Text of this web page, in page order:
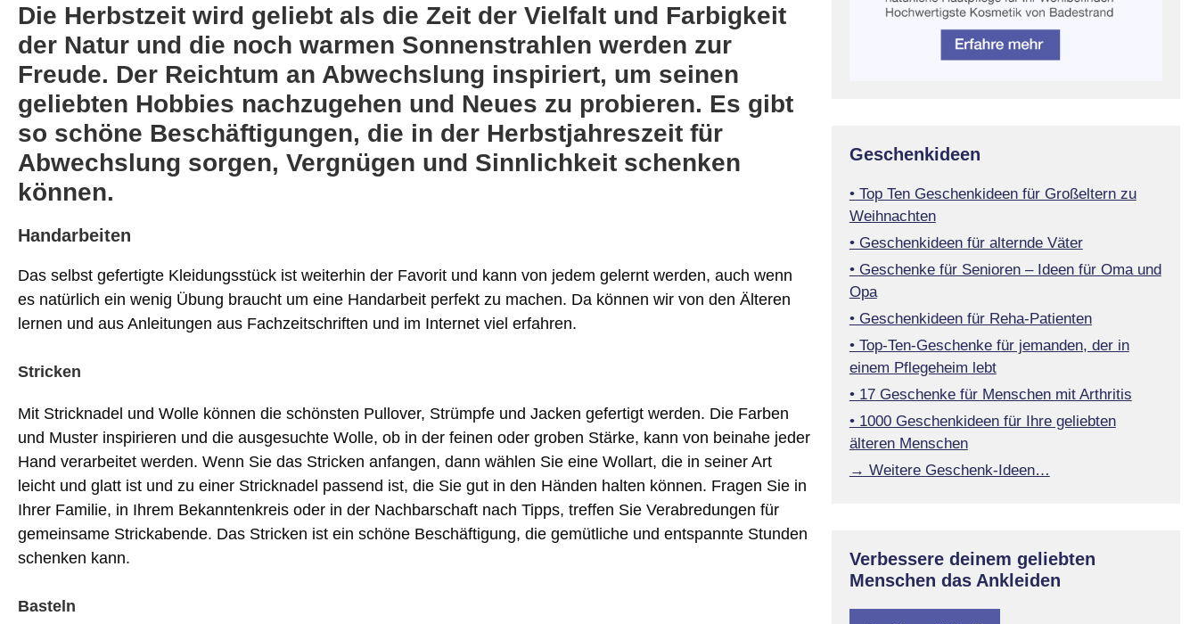
Die Herbstzeit wird geliebt als die Zeit der Vielfalt und Farbigkeit
der Natur und die noch warmen Sonnenstrahlen werden zur
Freude. Der Reichtum an Abwechslung inspiriert, um seinen
geliebten Hobbies nachzugehen und Neues zu probieren. Es gibt
so schöne Beschäftigungen, die in der Herbstjahreszeit für
Abwechslung sorgen, Vergnügen und Sinnlichkeit schenken
können.
Handarbeiten
Das selbst gefertigte Kleidungsstück ist weiterhin der Favorit und kann von jedem gelernt werden, auch wenn
es natürlich ein wenig Übung braucht um eine Handarbeit perfekt zu machen. Da können wir von den Älteren
lernen und aus Anleitungen aus Fachzeitschriften und im Internet viel erfahren.
Stricken
Mit Stricknadel und Wolle können die schönsten Pullover, Strümpfe und Jacken gefertigt werden. Die Farben
und Muster inspirieren und die ausgesuchte Wolle, ob in der feinen oder groben Stärke, kann von beinahe jeder
Hand verarbeitet werden. Wenn Sie das Stricken anfangen, dann wählen Sie eine Wollart, die in seiner Art
leicht und glatt ist und zu einer Stricknadel passend ist, die Sie gut in den Händen halten können. Fragen Sie in
Ihrer Familie, in Ihrem Bekanntenkreis oder in der Nachbarschaft nach Tipps, treffen Sie Verabredungen für
gemeinsame Strickabende. Das Stricken ist ein schöne Beschäftigung, die gemütliche und entspannte Stunden
schenken kann.
Basteln
Geschenkideen
• Top Ten Geschenkideen für Großeltern zu
Weihnachten
• Geschenkideen für alternde Väter
• Geschenke für Senioren – Ideen für Oma und
Opa
• Geschenkideen für Reha-Patienten
• Top-Ten-Geschenke für jemanden, der in
einem Pflegeheim lebt
• 17 Geschenke für Menschen mit Arthritis
• 1000 Geschenkideen für Ihre geliebten
älteren Menschen
→ Weitere Geschenk-Ideen…
Verbessere deinem geliebten
Menschen das Ankleiden